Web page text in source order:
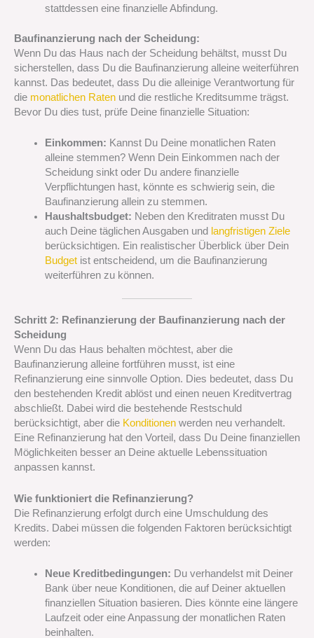
stattdessen eine finanzielle Abfindung.
Baufinanzierung nach der Scheidung:
Wenn Du das Haus nach der Scheidung behältst, musst Du
sicherstellen, dass Du die Baufinanzierung alleine weiterführen
kannst. Das bedeutet, dass Du die alleinige Verantwortung für
die monatlichen Raten und die restliche Kreditsumme trägst.
Bevor Du dies tust, prüfe Deine finanzielle Situation:
Einkommen: Kannst Du Deine monatlichen Raten
alleine stemmen? Wenn Dein Einkommen nach der
Scheidung sinkt oder Du andere finanzielle
Verpflichtungen hast, könnte es schwierig sein, die
Baufinanzierung allein zu stemmen.
Haushaltsbudget: Neben den Kreditraten musst Du
auch Deine täglichen Ausgaben und langfristigen Ziele
berücksichtigen. Ein realistischer Überblick über Dein
Budgetist entscheidend, um die Baufinanzierung
weiterführen zu können.
Schritt 2: Refinanzierung der Baufinanzierung nach der
Scheidung
Wenn Du das Haus behalten möchtest, aber die
Baufinanzierung alleine fortführen musst, ist eine
Refinanzierung eine sinnvolle Option. Dies bedeutet, dass Du
den bestehenden Kredit ablöst und einen neuen Kreditvertrag
abschließt. Dabei wird die bestehende Restschuld
berücksichtigt, aber die Konditionen werden neu verhandelt.
Eine Refinanzierung hat den Vorteil, dass Du Deine finanziellen
Möglichkeiten besser an Deine aktuelle Lebenssituation
anpassen kannst.
Wie funktioniert die Refinanzierung?
Die Refinanzierung erfolgt durch eine Umschuldung des
Kredits. Dabei müssen die folgenden Faktoren berücksichtigt
werden:
Neue Kreditbedingungen: Du verhandelst mit Deiner
Bank über neue Konditionen, die auf Deiner aktuellen
finanziellen Situation basieren. Dies könnte eine längere
Laufzeit oder eine Anpassung der monatlichen Raten
beinhalten.